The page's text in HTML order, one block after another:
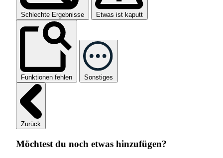
Schlechte Ergebnisse Etwas ist kaputt
Funktionen fehlen Sonstiges
Zurück
Möchtest du noch etwas hinzufügen?